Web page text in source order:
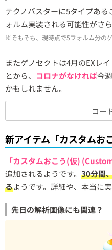
テクノバスターに5タイプあ
ォルム実装される可能性がさ
※そもそも、現時点で5フォルム分の
またゲノセクトは4月のEXレ
とから、 コロナがなければ今
かもしれません。
コー
新アイテム「カスタムお
「カスタムおこう(仮)
追加されるようです。 30分間
るようです。詳細や、本当に
先日の解析画像にも関連？